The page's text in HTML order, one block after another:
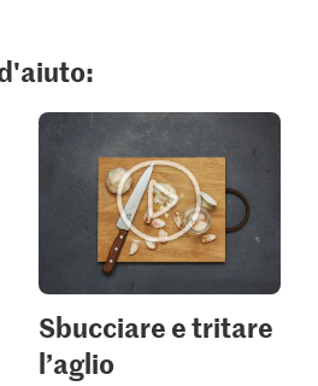
Sbucciare e tritare
l’aglio